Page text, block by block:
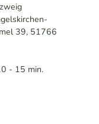
39, 51766
- 15 min.